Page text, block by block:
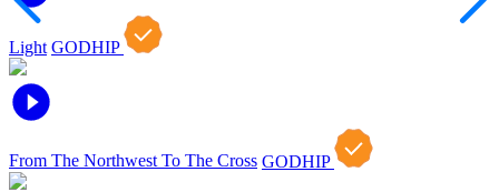
Light GODHIP
From The Northwest To The Cross GODHIP